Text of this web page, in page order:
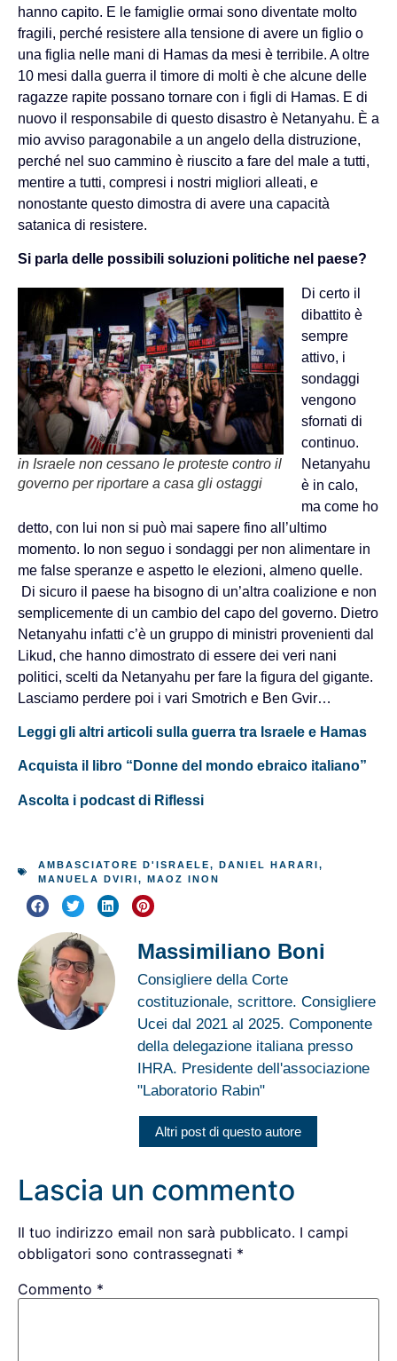
hanno capito. E le famiglie ormai sono diventate molto
fragili, perché resistere alla tensione di avere un figlio o
una figlia nelle mani di Hamas da mesi è terribile. A oltre
10 mesi dalla guerra il timore di molti è che alcune delle
ragazze rapite possano tornare con i figli di Hamas. E di
nuovo il responsabile di questo disastro è Netanyahu. È a
mio avviso paragonabile a un angelo della distruzione,
perché nel suo cammino è riuscito a fare del male a tutti,
mentire a tutti, compresi i nostri migliori alleati, e
nonostante questo dimostra di avere una capacità
satanica di resistere.
Si parla delle possibili soluzioni politiche nel paese?
in Israele non cessano le proteste contro il
governo per riportare a casa gli ostaggi
Di certo il
dibattito è
sempre
attivo, i
sondaggi
vengono
sfornati di
continuo.
Netanyahu
è in calo,
ma come ho
detto, con lui non si può mai sapere fino all’ultimo
momento. Io non seguo i sondaggi per non alimentare in
me false speranze e aspetto le elezioni, almeno quelle.
Di sicuro il paese ha bisogno di un’altra coalizione e non
semplicemente di un cambio del capo del governo. Dietro
Netanyahu infatti c’è un gruppo di ministri provenienti dal
Likud, che hanno dimostrato di essere dei veri nani
politici, scelti da Netanyahu per fare la figura del gigante.
Lasciamo perdere poi i vari Smotrich e Ben Gvir…
Leggi gli altri articoli sulla guerra tra Israele e Hamas
Acquista il libro “Donne del mondo ebraico italiano”
Ascolta i podcast di Riflessi
AMBASCIATORE D'ISRAELE, DANIEL HARARI ,
MANUELA DVIRI , MAOZ INON
Massimiliano Boni
Consigliere della Corte
costituzionale, scrittore. Consigliere
Ucei dal 2021 al 2025. Componente
della delegazione italiana presso
IHRA. Presidente dell'associazione
"Laboratorio Rabin"
Altri post di questo autore
Lascia un commento
Il tuo indirizzo email non sarà pubblicato. I campi
obbligatori sono contrassegnati *
Commento *